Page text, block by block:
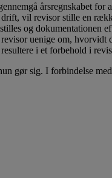
årsregnskabet
vil revisor stille en
og dokumentationen
uenige om, hvorvidt
i et forbehold i
gør sig. I forbindelse